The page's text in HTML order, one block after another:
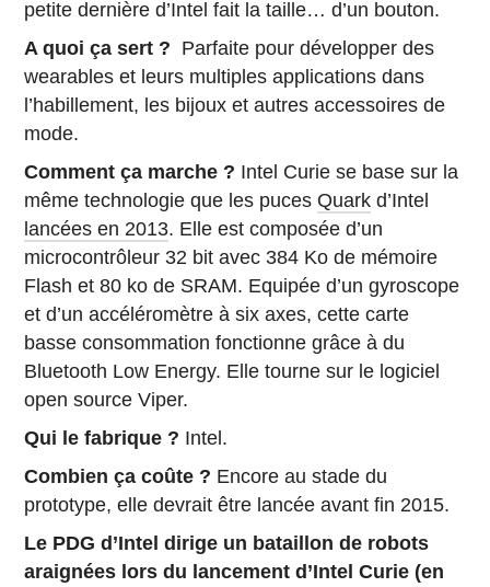
petite dernière d’Intel fait la taille… d’un bouton.
A quoi ça sert ? Parfaite pour développer des
wearables et leurs multiples applications dans
l’habillement, les bijoux et autres accessoires de
mode.
Comment ça marche ? Intel Curie se base sur la
même technologie que les pucesQuark d’Intel
lancées en 2013. Elle est composée d’un
microcontrôleur 32 bit avec 384 Ko de mémoire
Flash et 80 ko de SRAM. Equipée d’un gyroscope
et d’un accéléromètre à six axes, cette carte
basse consommation fonctionne grâce à du
Bluetooth Low Energy. Elle tourne sur le logiciel
open source Viper.
Qui le fabrique ? Intel.
Combien ça coûte ? Encore au stade du
prototype, elle devrait être lancée avant fin 2015.
Le PDG d’Intel dirige un bataillon de robots
araignées lors du lancement d’Intel Curie (en